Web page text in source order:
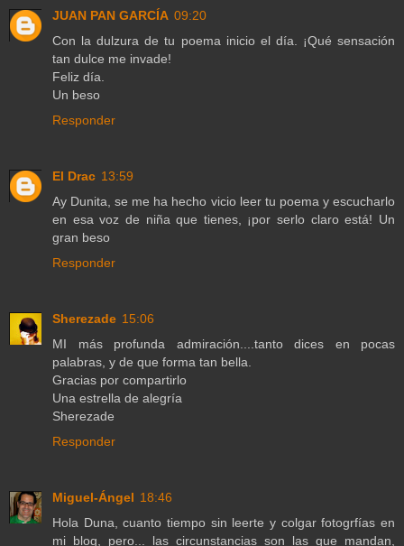
JUAN PAN GARCÍA 09:20
Con la dulzura de tu poema inicio el día. ¡Qué sensación
tan dulce me invade!
Feliz día.
Un beso
Responder
El Drac 13:59
Ay Dunita, se me ha hecho vicio leer tu poema y escucharlo
en esa voz de niña que tienes, ¡por serlo claro está! Un
gran beso
Responder
Sherezade 15:06
MI más profunda admiración....tanto dices en pocas
palabras, y de que forma tan bella.
Gracias por compartirlo
Una estrella de alegría
Sherezade
Responder
Miguel-Ángel 18:46
Hola Duna, cuanto tiempo sin leerte y colgar fotogrfías en
mi blog, pero... las circunstancias son las que mandan,